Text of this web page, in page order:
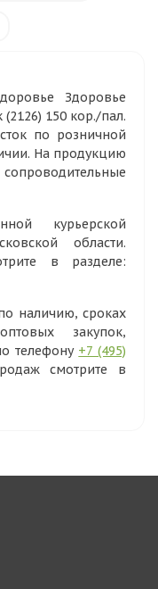
Здоровье
150 кор./пал.
по розничной
На продукцию
курьерской
области.
в разделе:
наличию, сроках
закупок,
телефону +7 (495)
смотрите в